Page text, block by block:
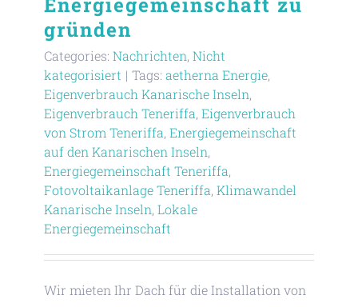
gründen
Categories: Nachrichten, Nicht
kategorisiert | Tags: aetherna Energie,
Eigenverbrauch Kanarische Inseln,
Eigenverbrauch Teneriffa, Eigenverbrauch
von Strom Teneriffa, Energiegemeinschaft
auf den Kanarischen Inseln,
Energiegemeinschaft Teneriffa,
Fotovoltaikanlage Teneriffa, Klimawandel
Kanarische Inseln, Lokale
Energiegemeinschaft
Wir mieten Ihr Dach für die Installation von